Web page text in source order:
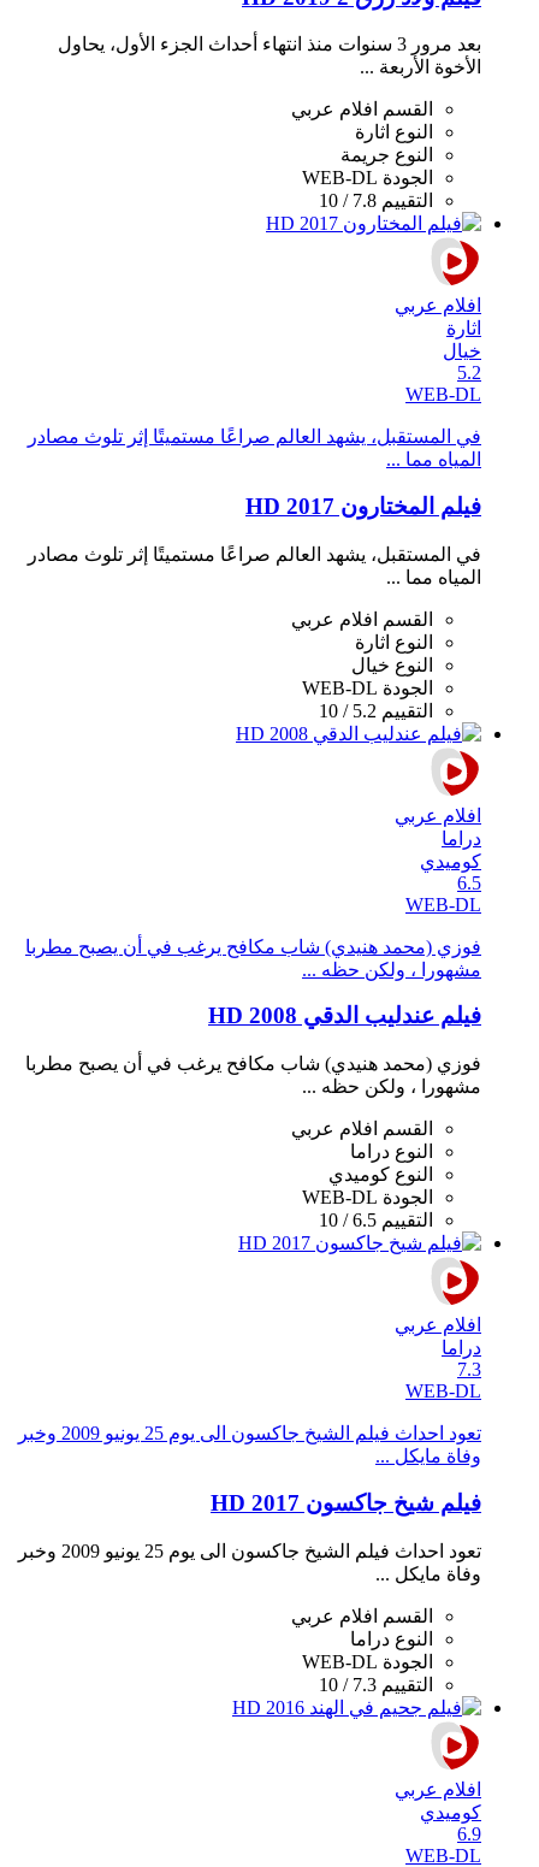
بعد مرور 3 سنوات منذ انتهاء أحداث الجزء الأول، يحاول
الأخوة الأربعة ...
القسم
افلام عربي
النوع اثارة
النوع جريمة
الجودة WEB-DL
التقييم 7.8 / 10
افلام عربي
اثارة
خيال
5.2
WEB-DL
في المستقبل، يشهد العالم صراعًا مستميتًا إثر تلوث مصادر
المياه مما ...
فيلم المختارون 2017 HD
في المستقبل، يشهد العالم صراعًا مستميتًا إثر تلوث مصادر
المياه مما ...
القسم
افلام عربي
النوع اثارة
النوع خيال
الجودة WEB-DL
التقييم 5.2 / 10
افلام عربي
دراما
كوميدي
6.5
WEB-DL
فوزي (محمد هنيدي) شاب مكافح يرغب في أن يصبح مطربا
مشهورا ، ولكن حظه ...
فيلم عندليب الدقي 2008 HD
فوزي (محمد هنيدي) شاب مكافح يرغب في أن يصبح مطربا
مشهورا ، ولكن حظه ...
القسم
افلام عربي
النوع دراما
النوع كوميدي
الجودة WEB-DL
التقييم 6.5 / 10
افلام عربي
دراما
7.3
WEB-DL
تعود احداث فيلم الشيخ جاكسون الى يوم 25 يونيو 2009 وخبر
وفاة مايكل ...
فيلم شيخ جاكسون 2017 HD
تعود احداث فيلم الشيخ جاكسون الى يوم 25 يونيو 2009 وخبر
وفاة مايكل ...
القسم
افلام عربي
النوع دراما
الجودة WEB-DL
التقييم 7.3 / 10
افلام عربي
كوميدي
6.9
WEB-DL